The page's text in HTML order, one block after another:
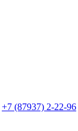
+7 (87937) 2-22-96